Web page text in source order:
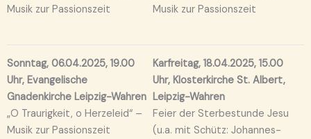
Musik zur Passionszeit
Musik zur Passionszeit
Sonntag, 06.04.2025, 19.00
Uhr, Evangelische
Gnadenkirche Leipzig-Wahren
„O Traurigkeit, o Herzeleid“ –
Musik zur Passionszeit
Karfreitag, 18.04.2025, 15.00
Uhr, Klosterkirche St. Albert,
Leipzig-Wahren
Feier der Sterbestunde Jesu
(u.a. mit Schütz: Johannes-